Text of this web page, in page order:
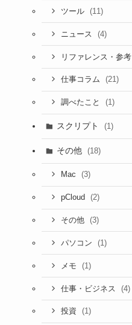
ツール (11)
ニュース (4)
リファレンス・参考
仕事コラム (21)
調べたこと (1)
スクリプト (1)
その他 (18)
Mac (3)
pCloud (2)
その他 (3)
パソコン (1)
メモ (1)
仕事・ビジネス (4)
投資 (1)